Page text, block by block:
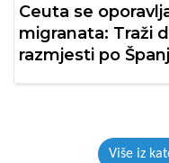
Ceuta se
migranata: Traži
razmjesti po
Više iz